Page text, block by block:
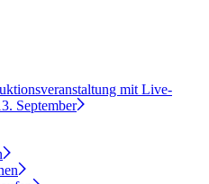
mit Live-
September